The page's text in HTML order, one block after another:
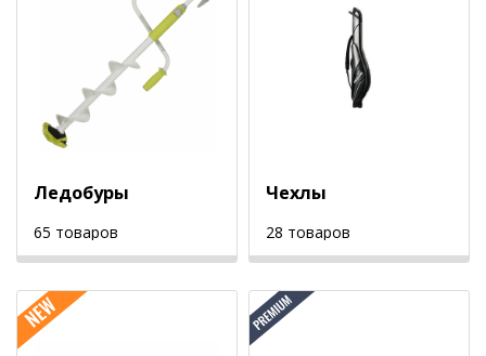
Ледобуры
65 товаров
Чехлы
28 товаров